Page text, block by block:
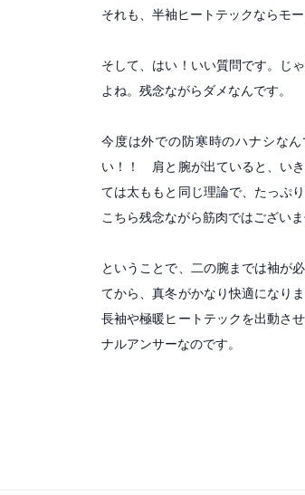
それも、半袖ヒートテックならモ
そして、はい！いい質問です。じ
よね。残念ながらダメなんです。
今度は外での防寒時のハナシな
い！！ 肩と腕が出ていると、い
ては太ももと同じ理論で、たっぷ
こちら残念ながら筋肉ではござい
ということで、二の腕までは袖が
てから、真冬がかなり快適になり
長袖や極暖ヒートテックを出動さ
ナルアンサーなのです。